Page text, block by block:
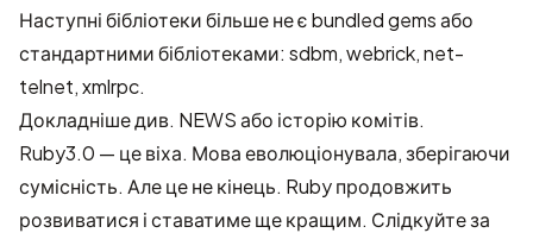
Наступні бібліотеки більше не є bundled gems або
стандартними бібліотеками: sdbm, webrick, net-
telnet, xmlrpc.
Докладніше див. NEWSабо історію комітів.
Ruby3.0 — це віха. Мова еволюціонувала, зберігаючи
сумісність. Але це не кінець. Ruby продовжить
розвиватися і ставатиме ще кращим. Слідкуйте за